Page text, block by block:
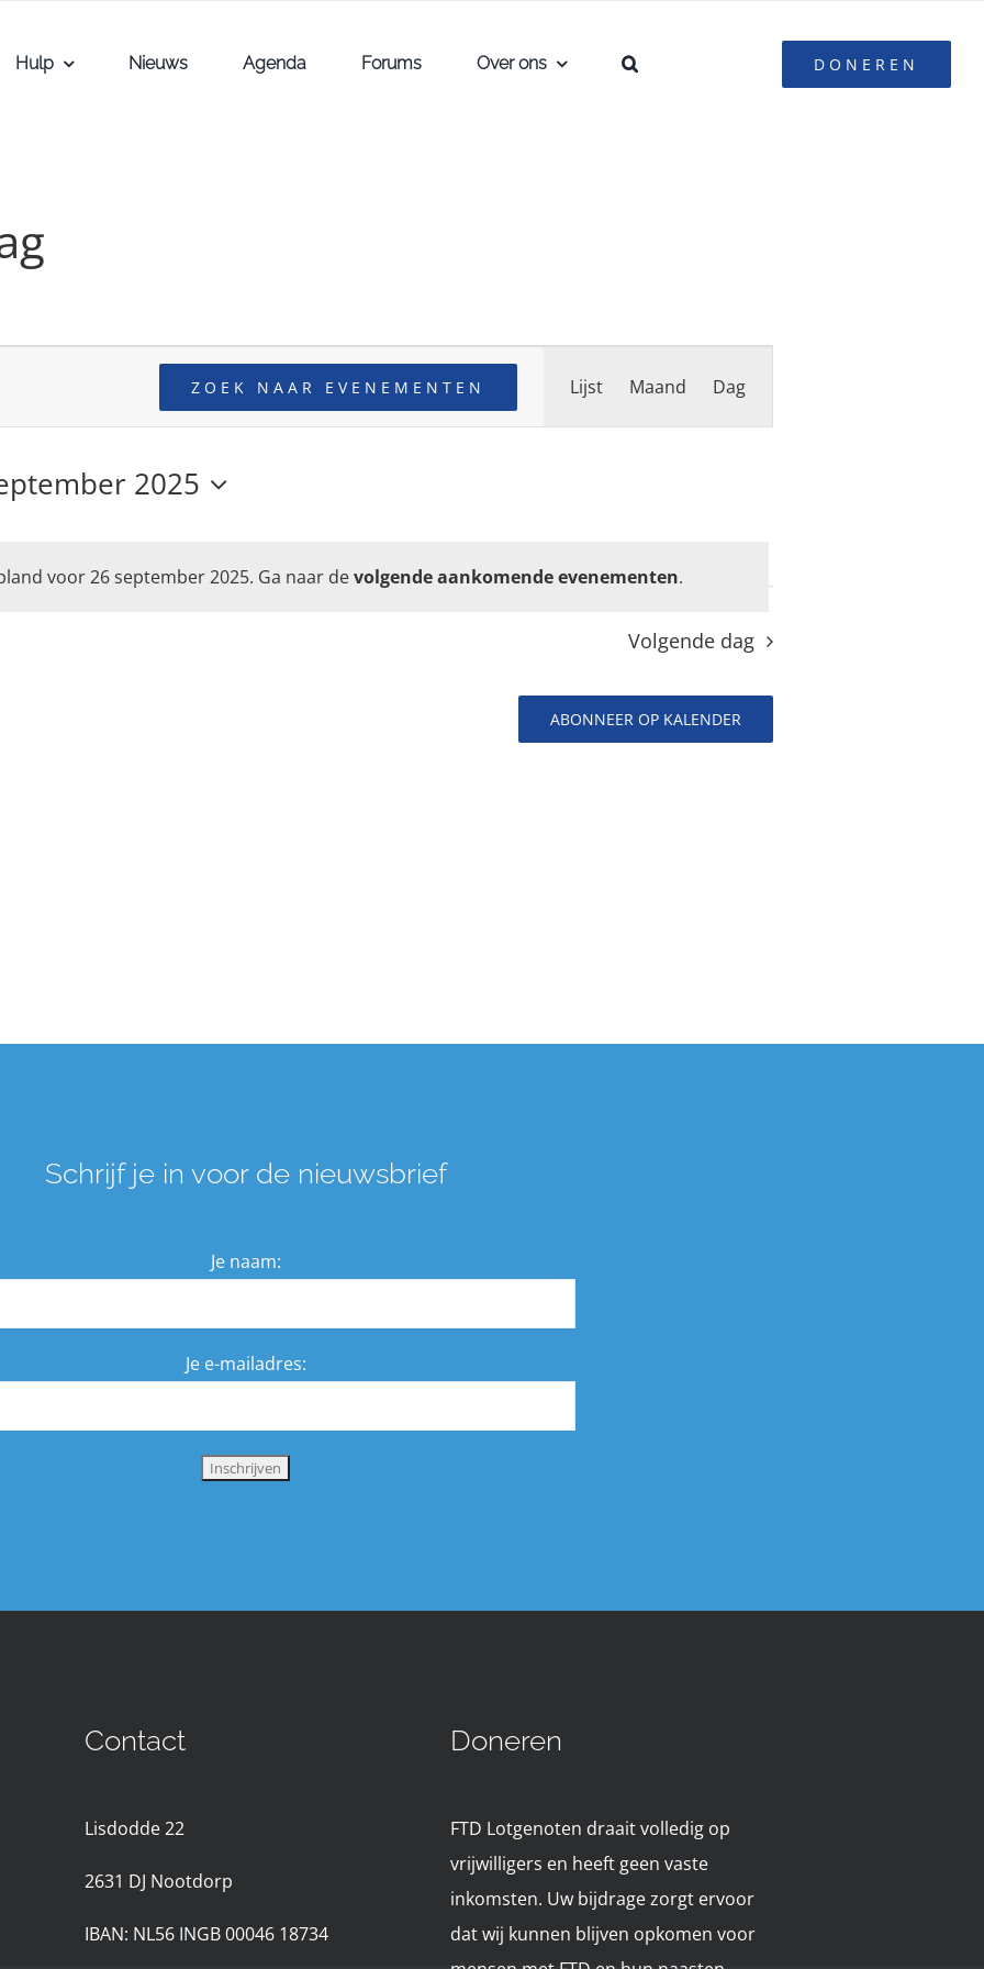
Hulp Nieuws Agenda Forums Over ons DONEREN
voor 26 september 2025. Ga naar devolgende aankomende evenementen.
ZOEK NAAR EVENEMENTEN
weergaven
Lijst Maand Dag
2025
Volgende dag
ABONNEER OP KALENDER
Schrijf je in voor de nieuwsbrief
Je naam:
Je e-mailadres:
Contact
Lisdodde 22
2631 DJ Nootdorp
IBAN: NL56 INGB 00046 18734
Doneren
FTD Lotgenoten draait volledig op
vrijwilligers en heeft geen vaste
inkomsten. Uw bijdrage zorgt ervoor
dat wij kunnen blijven opkomen voor